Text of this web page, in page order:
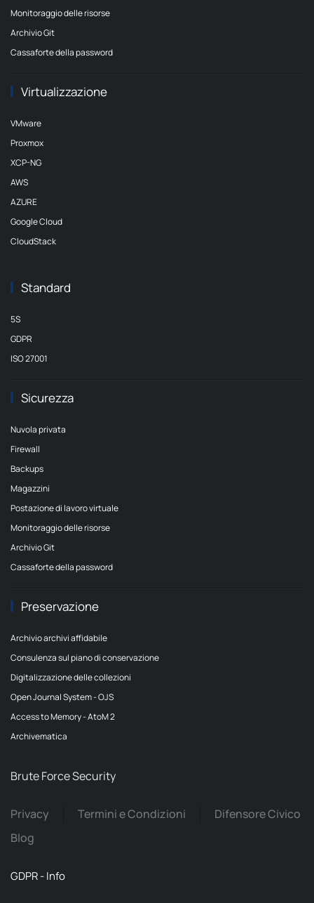
Monitoraggio delle risorse
Archivio Git
Cassaforte della password
Virtualizzazione
VMware
Proxmox
XCP-NG
AWS
AZURE
Google Cloud
CloudStack
Standard
5S
GDPR
ISO 27001
Sicurezza
Nuvola privata
Firewall
Backups
Magazzini
Postazione di lavoro virtuale
Monitoraggio delle risorse
Archivio Git
Cassaforte della password
Preservazione
Archivio archivi affidabile
Consulenza sul piano di conservazione
Digitalizzazione delle collezioni
Open Journal System - OJS
Access to Memory - AtoM 2
Archivematica
Brute Force Security
Privacy Termini e Condizioni
Difensore Civico
Blog
GDPR - Info